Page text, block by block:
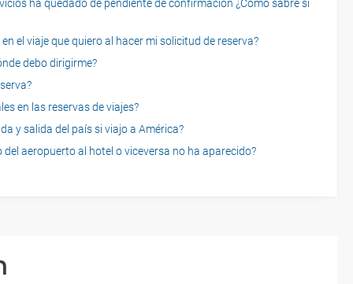
ha quedado de pendiente de confirmación ¿Cómo sabré si
el viaje que quiero al hacer mi solicitud de reserva?
debo dirigirme?
en las reservas de viajes?
y salida del país si viajo a América?
aeropuerto al hotel o viceversa no ha aparecido?